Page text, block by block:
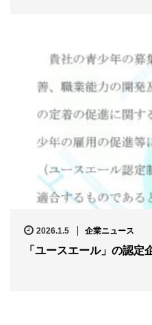
2026.1.5 企業ニュース
「ユースエール」の認定